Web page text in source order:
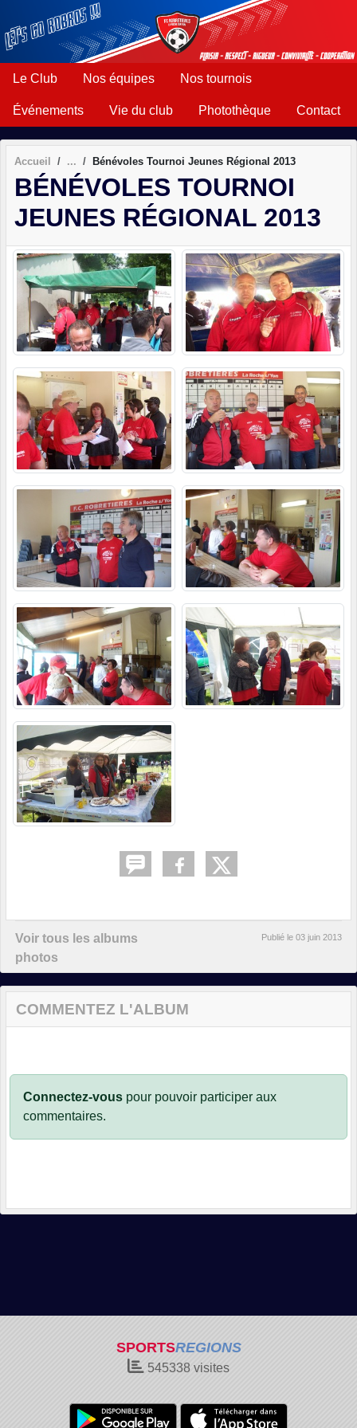
Le Club Nos équipes Nos tournois
Événements Vie du club Photothèque Contact
Accueil Bénévoles Tournoi Jeunes Régional 2013
BÉNÉVOLES TOURNOI
JEUNES RÉGIONAL 2013
Voir tous les albums
photos
Publié le 03 juin 2013
COMMENTEZ L'ALBUM
Connectez-vous pour pouvoir participer aux
commentaires.
SPORTSREGIONS
545338 visites
Panneau de gestion des cookies